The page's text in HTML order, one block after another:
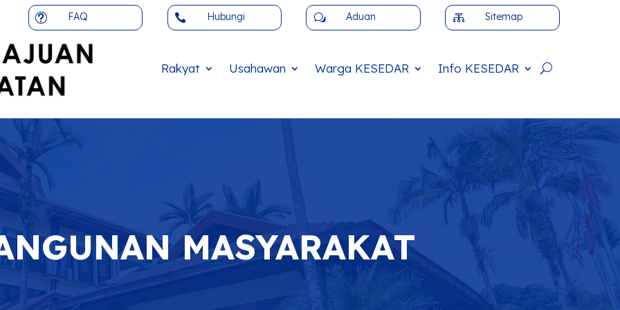
t FAQ  Hubungi w Aduan  Sitemap
Rakyat Usahawan Warga KESEDAR Info KESEDAR
MASYARAKAT